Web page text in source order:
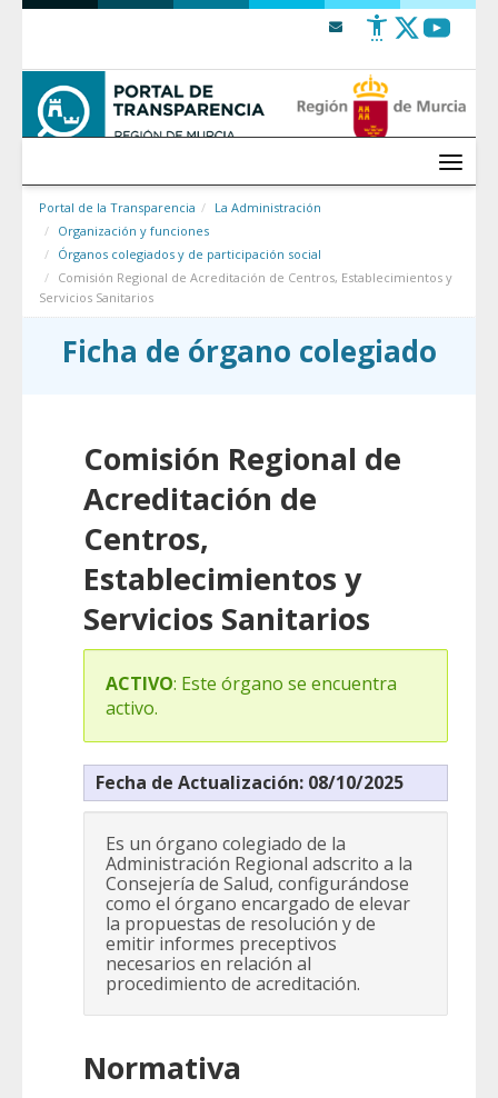
Saltar al contenido
Menú
Portal de la Transparencia
La Administración
Organización y funciones
Órganos colegiados y de participación social
Comisión Regional de Acreditación de Centros, Establecimientos y
Servicios Sanitarios
Ficha de órgano colegiado
Comisión Regional de
Acreditación de
Centros,
Establecimientos y
Servicios Sanitarios
ACTIVO: Este órgano se encuentra
activo.
Fecha de Actualización: 08/10/2025
Es un órgano colegiado de la
Administración Regional adscrito a la
Consejería de Salud, configurándose
como el órgano encargado de elevar
la propuestas de resolución y de
emitir informes preceptivos
necesarios en relación al
procedimiento de acreditación.
Normativa